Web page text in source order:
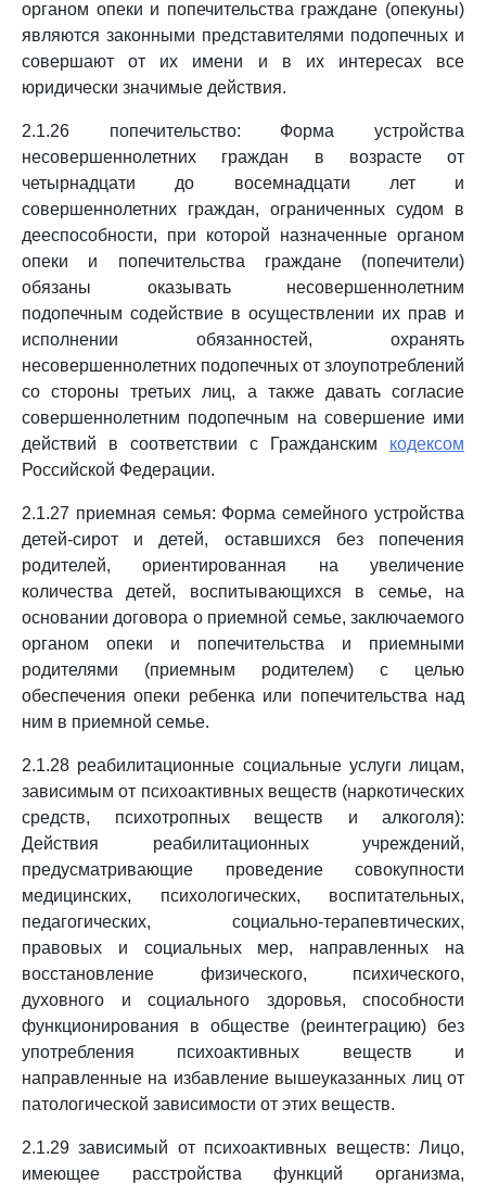
органом опеки и попечительства граждане (опекуны)
являются законными представителями подопечных и
совершают от их имени и в их интересах все
юридически значимые действия.
2.1.26 попечительство: Форма устройства
несовершеннолетних граждан в возрасте от
четырнадцати до восемнадцати лет и
совершеннолетних граждан, ограниченных судом в
дееспособности, при которой назначенные органом
опеки и попечительства граждане (попечители)
обязаны оказывать несовершеннолетним
подопечным содействие в осуществлении их прав и
исполнении обязанностей, охранять
несовершеннолетних подопечных от злоупотреблений
со стороны третьих лиц, а также давать согласие
совершеннолетним подопечным на совершение ими
действий в соответствии с Гражданским кодексом
Российской Федерации.
2.1.27 приемная семья: Форма семейного устройства
детей-сирот и детей, оставшихся без попечения
родителей, ориентированная на увеличение
количества детей, воспитывающихся в семье, на
основании договора о приемной семье, заключаемого
органом опеки и попечительства и приемными
родителями (приемным родителем) с целью
обеспечения опеки ребенка или попечительства над
ним в приемной семье.
2.1.28 реабилитационные социальные услуги лицам,
зависимым от психоактивных веществ (наркотических
средств, психотропных веществ и алкоголя):
Действия реабилитационных учреждений,
предусматривающие проведение совокупности
медицинских, психологических, воспитательных,
педагогических, социально-терапевтических,
правовых и социальных мер, направленных на
восстановление физического, психического,
духовного и социального здоровья, способности
функционирования в обществе (реинтеграцию) без
употребления психоактивных веществ и
направленные на избавление вышеуказанных лиц от
патологической зависимости от этих веществ.
2.1.29 зависимый от психоактивных веществ: Лицо,
имеющее расстройства функций организма,